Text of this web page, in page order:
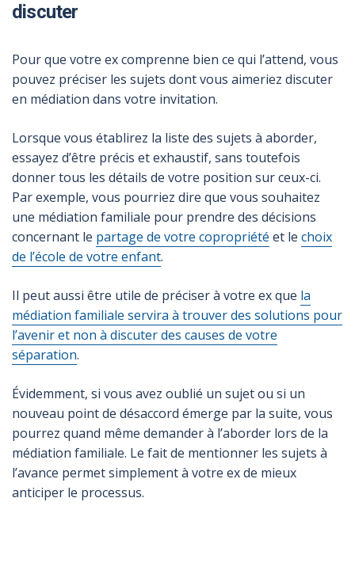
discuter
Pour que votre ex comprenne bien ce qui l’attend, vous
pouvez préciser les sujets dont vous aimeriez discuter
en médiation dans votre invitation.
Lorsque vous établirez la liste des sujets à aborder,
essayez d’être précis et exhaustif, sans toutefois
donner tous les détails de votre position sur ceux-ci.
Par exemple, vous pourriez dire que vous souhaitez
une médiation familiale pour prendre des décisions
concernant le partage de votre copropriété et le choix
de l’école de votre enfant.
Il peut aussi être utile de préciser à votre ex que la
médiation familiale servira à trouver des solutions pour
l’avenir et non à discuter des causes de votre
séparation.
Évidemment, si vous avez oublié un sujet ou si un
nouveau point de désaccord émerge par la suite, vous
pourrez quand même demander à l’aborder lors de la
médiation familiale. Le fait de mentionner les sujets à
l’avance permet simplement à votre ex de mieux
anticiper le processus.